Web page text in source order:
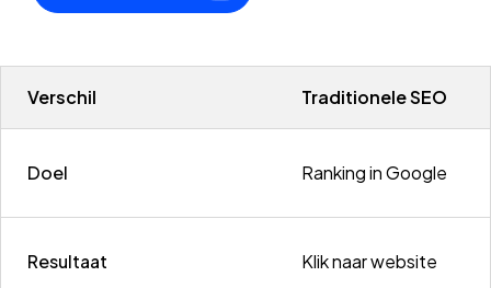
Verschil Traditionele SEO
Doel Ranking in Google
Resultaat Klik naar website